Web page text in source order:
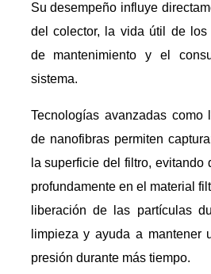
Su desempeño influye
del colector, la vida útil de los
de mantenimiento y el
sistema.
Tecnologías avanzadas como
de nanofibras permiten
la superficie del filtro, evitando
profundamente en el material
liberación de las partículas
limpieza y ayuda a mantener
presión durante más tiempo.